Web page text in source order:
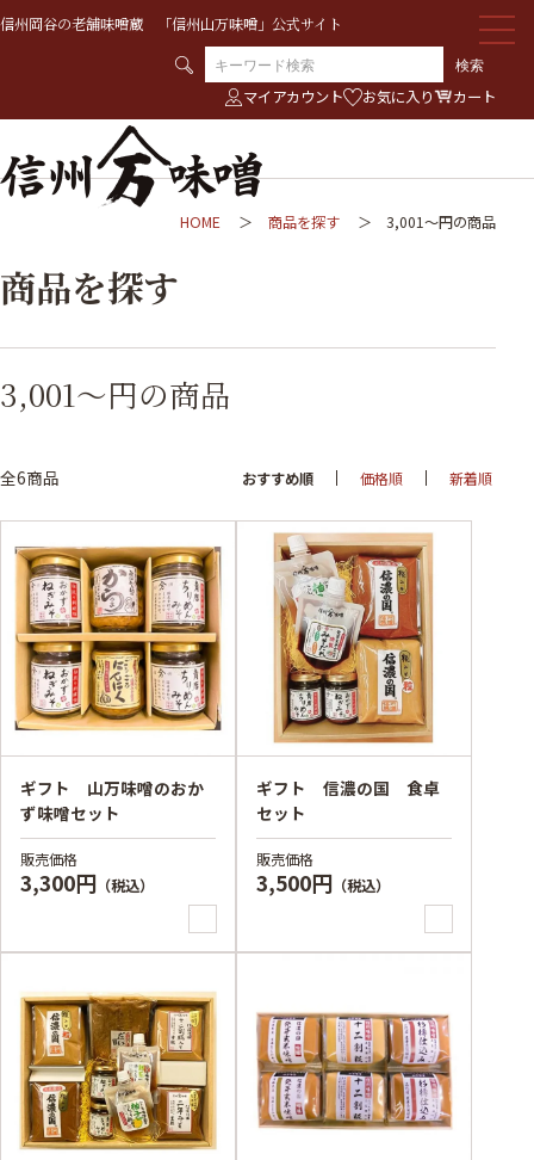
信州岡谷の老舗味噌蔵 「信州山万味噌」公式サイト
検索
マイアカウント
お気に入り カート
HOME 商品を探す 3,001～円の商品
商品を探す
3,001～円の商品
全6商品 おすすめ順 価格順 新着順
ギフト 山万味噌のおか
ず味噌セット
販売価格
3,300円 （税込）
ギフト 信濃の国 食卓
セット
販売価格
3,500円 （税込）